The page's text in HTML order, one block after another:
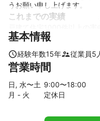
うお願い申し上げます。
これまでの実績
アピールポイント
迅速丁寧に施工いたします。
基本情報
経験年数15年 従業員5
営業時間
日, 水〜土 9:00〜18:00
月 - 火
定休日